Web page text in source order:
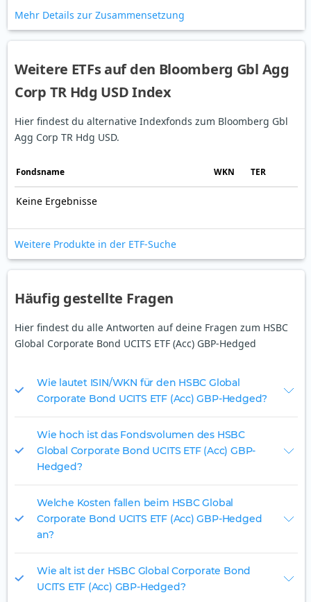
Mehr Details zur Zusammensetzung
Weitere ETFs auf den Bloomberg Gbl Agg
Corp TR Hdg USD Index
Hier findest du alternative Indexfonds zum Bloomberg Gbl
Agg Corp TR Hdg USD.
Fonds­name WKN TER
Keine Ergebnisse
Weitere Produkte in der ETF-Suche
Häufig gestellte Fragen
Hier findest du alle Antworten auf deine Fragen zum HSBC
Global Corporate Bond UCITS ETF (Acc) GBP-Hedged
Wie lautet ISIN/WKN für den HSBC Global
Corporate Bond UCITS ETF (Acc) GBP-Hedged?
Wie hoch ist das Fondsvolumen des HSBC
Global Corporate Bond UCITS ETF (Acc) GBP-
Hedged?
Welche Kosten fallen beim HSBC Global
Corporate Bond UCITS ETF (Acc) GBP-Hedged
an?
Wie alt ist der HSBC Global Corporate Bond
UCITS ETF (Acc) GBP-Hedged?